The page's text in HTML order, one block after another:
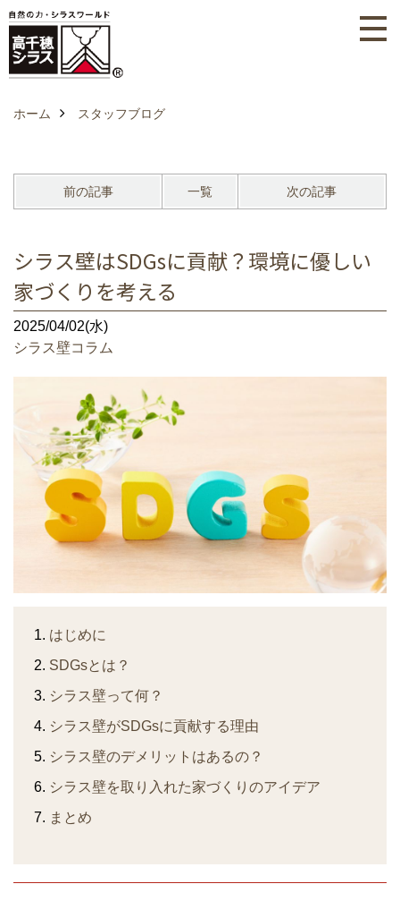
ホーム スタッフブログ
前の記事 一覧 次の記事
シラス壁はSDGsに貢献？環境に優しい
家づくりを考える
2025/04/02(水)
シラス壁コラム
はじめに
SDGsとは？
シラス壁って何？
シラス壁がSDGsに貢献する理由
シラス壁のデメリットはあるの？
シラス壁を取り入れた家づくりのアイデア
まとめ